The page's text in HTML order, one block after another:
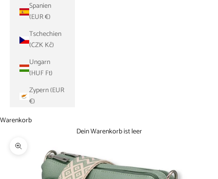
Spanien
(EUR €)
Tschechien
(CZK Kč)
Ungarn
(HUF Ft)
Zypern (EUR
€)
Warenkorb
Dein Warenkorb ist leer
Bild vergrößern